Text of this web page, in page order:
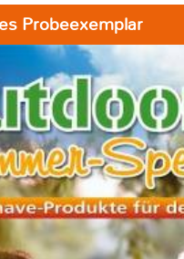
Probeexemplar